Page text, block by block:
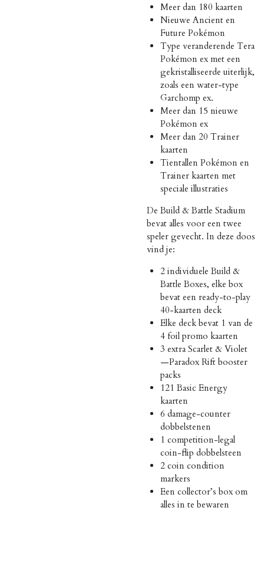
Meer dan 180 kaarten
Nieuwe Ancient en
Future Pokémon
Type veranderende Tera
Pokémon ex met een
gekristalliseerde uiterlijk,
zoals een water-type
Garchomp ex.
Meer dan 15 nieuwe
Pokémon ex
Meer dan 20 Trainer
kaarten
Tientallen Pokémon en
Trainer kaarten met
speciale illustraties
De Build & Battle Stadium
bevat alles voor een twee
speler gevecht. In deze doos
vind je:
2 individuele Build &
Battle Boxes, elke box
bevat een ready-to-play
40-kaarten deck
Elke deck bevat 1 van de
4 foil promo kaarten
3 extra Scarlet & Violet
—Paradox Rift booster
packs
121 Basic Energy
kaarten
6 damage-counter
dobbelstenen
1 competition-legal
coin-flip dobbelsteen
2 coin condition
markers
Een collector’s box om
alles in te bewaren